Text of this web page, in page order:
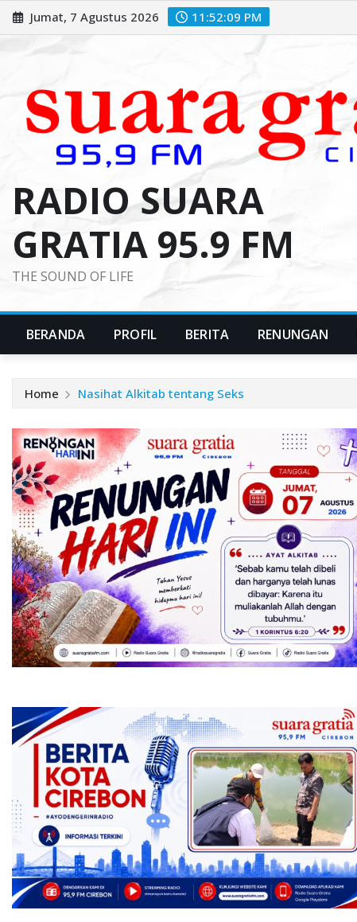
Skip
to
Jumat, 7 Agustus 2026 11:52:10 PM
RADIO SUARA
GRATIA 95.9 FM
THE SOUND OF LIFE
BERANDA PROFIL BERITA RENUNGAN
Home Nasihat Alkitab tentang Seks